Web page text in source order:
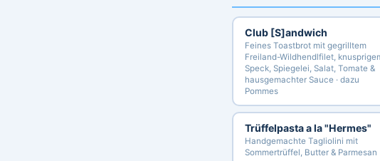
Club [S]andwich
Feines Toastbrot mit gegrilltem
Freiland-Wildhendlfilet,
Speck, Spiegelei, Salat, Tomate &
hausgemachter Sauce · dazu
Pommes
Trüffelpasta a la "Hermes"
Handgemachte Tagliolini mit
Sommertrüffel, Butter & Parmesan